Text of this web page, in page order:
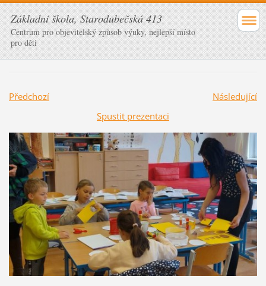
Základní škola, Starodubečská 413
Centrum pro objevitelský způsob výuky, nejlepší místo
pro děti
Předchozí
Následující
Spustit prezentaci